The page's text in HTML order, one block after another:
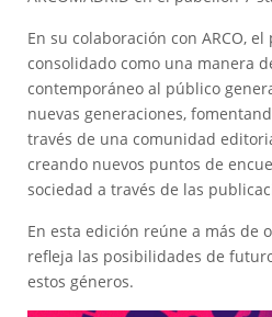
En su colaboración con ARCO, el
consolidado como una manera
contemporáneo al público
nuevas generaciones,
través de una comunidad
creando nuevos puntos de
sociedad a través de las
En esta edición reúne a más de
refleja las posibilidades de
estos géneros.